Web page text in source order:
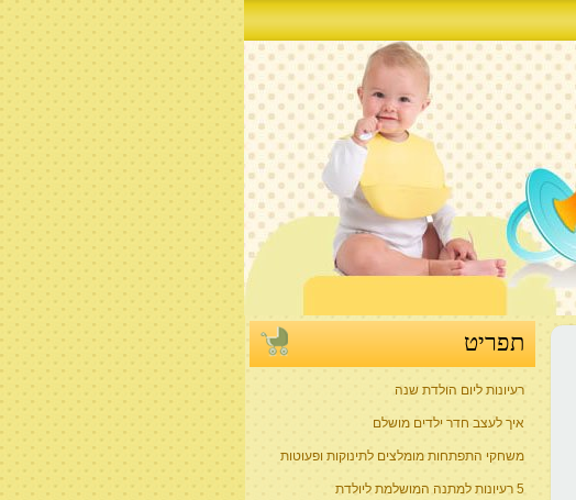
תפריט
רעיונות ליום הולדת שנה
איך לעצב חדר ילדים מושלם
משחקי התפתחות מומלצים לתינוקות ופעוטות
5 רעיונות למתנה המושלמת ליולדת